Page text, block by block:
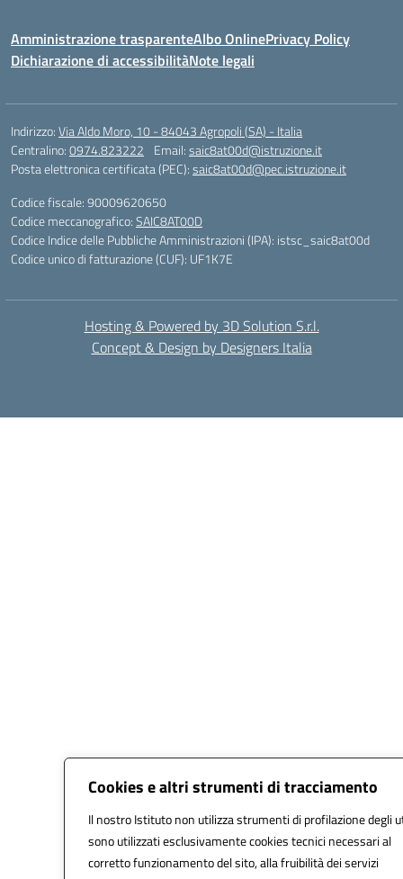
Cookies e altri strumenti di tracciamento
Il nostro Istituto non utilizza strumenti di profilazione degli
sono utilizzati esclusivamente cookies tecnici necessari al
corretto funzionamento del sito, alla fruibilità dei servizi
Amministrazione trasparenteAlbo OnlinePrivacy Policy
Dichiarazione di accessibilitàNote legali
Indirizzo:Via Aldo Moro, 10 - 84043 Agropoli (SA) - Italia
Centralino:0974.823222 Email:saic8at00d@istruzione.it
Posta elettronica certificata (PEC):saic8at00d@pec.istruzione.it
Codice fiscale: 90009620650
Codice meccanografico:SAIC8AT00D
Codice Indice delle Pubbliche Amministrazioni (IPA): istsc_saic8at00d
Codice unico di fatturazione (CUF): UF1K7E
Hosting & Powered by 3D Solution S.r.l.
Concept & Design by Designers Italia